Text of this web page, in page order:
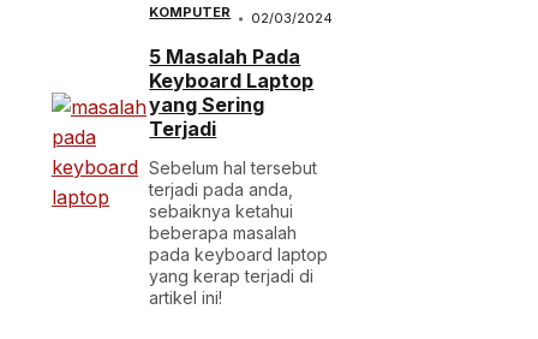
KOMPUTER 02/03/2024
5 Masalah Pada
Keyboard Laptop
yang Sering
Terjadi
Sebelum hal tersebut
terjadi pada anda,
sebaiknya ketahui
beberapa masalah
pada keyboard laptop
yang kerap terjadi di
artikel ini!